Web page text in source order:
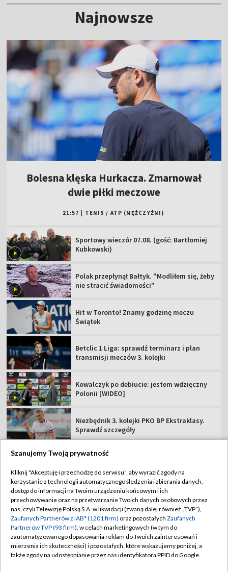
Najnowsze
Bolesna klęska Hurkacza. Zmarnował
dwie piłki meczowe
21:57 TENIS / ATP (MĘŻCZYŹNI)
Sportowy wieczór 07.08. (gość: Bartłomiej
Kubkowski)
Polak przepłynął Bałtyk. "Modliłem się, żeby
nie stracić świadomości"
Hit w Toronto! Znamy godzinę meczu
Świątek
Betclic 1 Liga: sprawdź terminarz i plan
transmisji meczów 3. kolejki
Kowalczyk po debiucie: jestem wdzięczny
Polonii [WIDEO]
Niezbędnik 3. kolejki PKO BP Ekstraklasy.
Sprawdź szczegóły
TVP
Abonament TVP
Sklep TVP
Biuro Reklamy
Oferta Handlowa
Regulamin TVP
Polityka prywatności
Moje zgody
Biuro reklamy
Szanujemy Twoją prywatność
Kliknij "Akceptuję i przechodzę do serwisu", aby wyrazić zgody na
korzystanie z technologii automatycznego śledzenia i zbierania danych,
dostęp do informacji na Twoim urządzeniu końcowym i ich
przechowywanie oraz na przetwarzanie Twoich danych osobowych przez
nas, czyli Telewizję Polską S.A. w likwidacji (zwaną dalej również „TVP”),
Zaufanych Partnerów z IAB* (1201 firm) oraz pozostałych Zaufanych
Partnerów TVP (93 firm), w celach marketingowych (w tym do
zautomatyzowanego dopasowania reklam do Twoich zainteresowań i
mierzenia ich skuteczności) i pozostałych, które wskazujemy poniżej, a
także zgody na udostępnianie przez nas identyfikatora PPID do Google.